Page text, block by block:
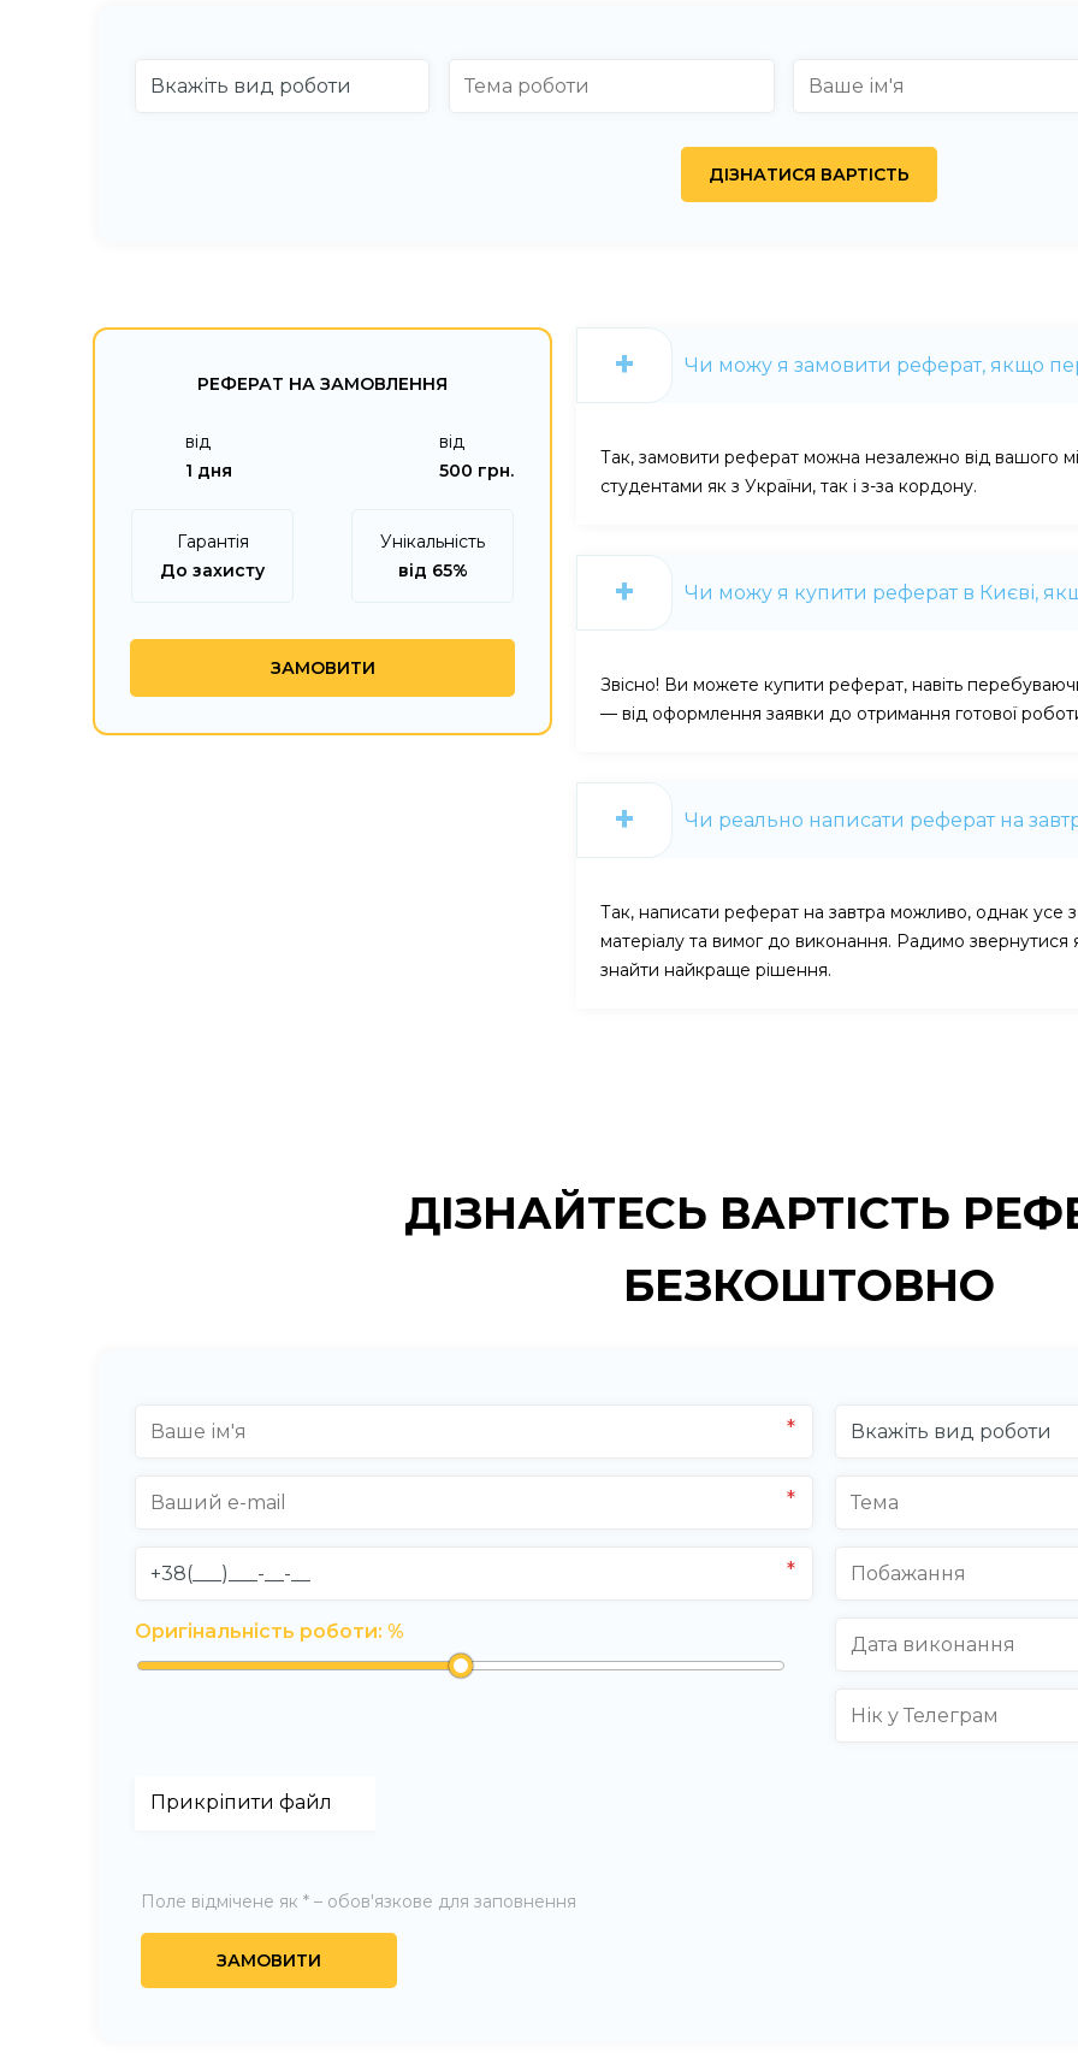
РЕФЕРАТ НА ЗАМОВЛЕННЯ
від
1 дня
від
500 грн.
Гарантія
До захисту
Унікальність
від 65%
ЗАМОВИТИ
Чи можу я замовити реферат, якщо
Так, замовити реферат можна незалежно від вашого
студентами як з України, так і з-за кордону.
Чи можу я купити реферат в Києві,
Звісно! Ви можете купити реферат, навіть
— від оформлення заявки до отримання готової
Чи реально написати реферат на
Так, написати реферат на завтра можливо, однак усе
матеріалу та вимог до виконання. Радимо
знайти найкраще рішення.
ДІЗНАЙТЕСЬ ВАРТІСТЬ
БЕЗКОШТОВНО
Оригінальність роботи: %
Поле відмічене як * – обов'язкове для заповнення